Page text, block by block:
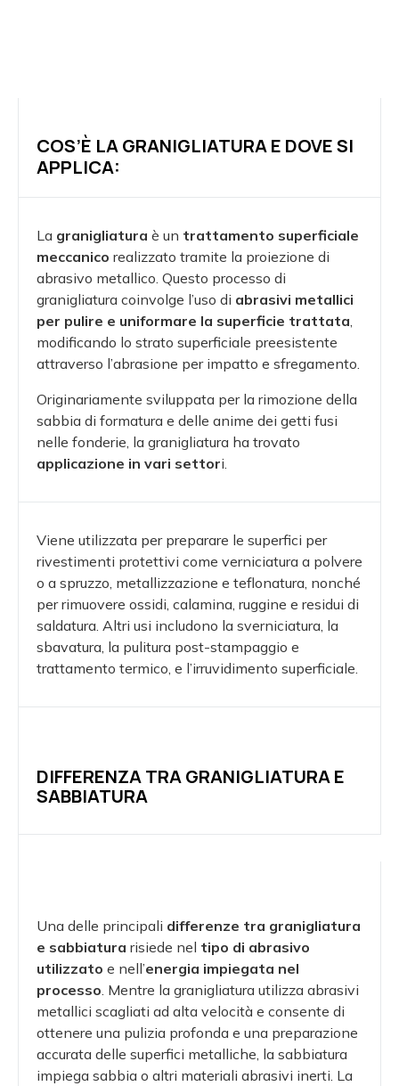
COS’È LA GRANIGLIATURA E DOVE SI
APPLICA:
La granigliatura è un trattamento superficiale
meccanico realizzato tramite la proiezione di
abrasivo metallico. Questo processo di
granigliatura coinvolge l’uso di abrasivi metallici
per pulire e uniformare la superficie trattata
modificando lo strato superficiale preesistente
attraverso l’abrasione per impatto e sfregamento.
Originariamente sviluppata per la rimozione della
sabbia di formatura e delle anime dei getti fusi
nelle fonderie, la granigliatura ha trovato
applicazione in vari settori.
Viene utilizzata per preparare le superfici per
rivestimenti protettivi come verniciatura a polvere
o a spruzzo, metallizzazione e teflonatura, nonché
per rimuovere ossidi, calamina, ruggine e residui di
saldatura. Altri usi includono la sverniciatura, la
sbavatura, la pulitura post-stampaggio e
trattamento termico, e l’irruvidimento superficiale.
DIFFERENZA TRA GRANIGLIATURA E
SABBIATURA
Una delle principali differenze tra granigliatura
e sabbiatura risiede nel tipo di abrasivo
utilizzato e nell’energia impiegata nel
processo . Mentre la granigliatura utilizza abrasivi
metallici scagliati ad alta velocità e consente di
ottenere una pulizia profonda e una preparazione
accurata delle superfici metalliche, la sabbiatura
impiega sabbia o altri materiali abrasivi inerti. La